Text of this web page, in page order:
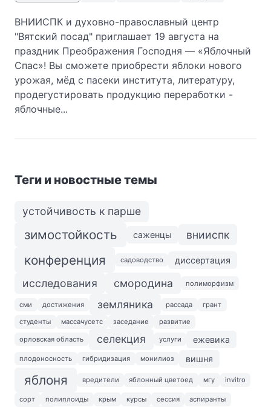
ВНИИСПК и духовно-православный центр
"Вятский посад" приглашает 19 августа на
праздник Преображения Господня — «Яблочный
Спас»! Вы сможете приобрести яблоки нового
урожая, мёд с пасеки института, литературу,
продегустировать продукцию переработки -
яблочные...
Теги и новостные темы
устойчивость к парше
зимостойкость саженцы внииспк
конференция садоводство диссертация
исследования смородина полиморфизм
сми достижения земляника рассада грант
студенты массачусетс заседание развитие
орловская область селекция услуги ежевика
плодоносность гибридизация монилиоз вишня
яблоня вредители яблонный цветоед мгу invitro
сорт полиплоиды крым курсы сессия аспиранты